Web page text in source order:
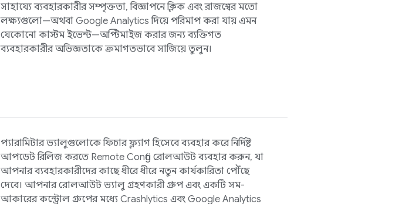
সাহায্যে ব্যবহারকারীর সম্পৃক্ততা, বিজ্ঞাপনে ক্লিক এবং রাজস্বের মতো
লক্ষ্যগুলো—অথবা Google Analytics দিয়ে পরিমাপ করা যায় এমন
যেকোনো কাস্টম ইভেন্ট—অপ্টিমাইজ করার জন্য ব্যক্তিগত
ব্যবহারকারীর অভিজ্ঞতাকে ক্রমাগতভাবে সাজিয়ে তুলুন।
প্যারামিটার ভ্যালুগুলোকে ফিচার ফ্ল্যাগ হিসেবে ব্যবহার করে নির্দিষ্ট
আপডেট রিলিজ করতে Remote Config রোলআউট ব্যবহার করুন, যা
আপনার ব্যবহারকারীদের কাছে ধীরে ধীরে নতুন কার্যকারিতা পৌঁছে
দেবে। আপনার রোলআউট ভ্যালু গ্রহণকারী গ্রুপ এবং একটি সম-
আকারের কন্ট্রোল গ্রুপের মধ্যে Crashlytics এবং Google Analytics